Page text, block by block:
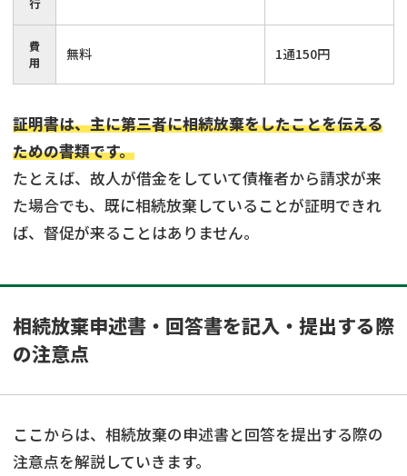
費
用
無料 1通150円
証明書は、主に第三者に相続放棄をしたことを伝える
ための書類です。
たとえば、故人が借金をしていて債権者から請求が来
た場合でも、既に相続放棄していることが証明できれ
ば、督促が来ることはありません。
相続放棄申述書・回答書を記入・提出する際
の注意点
ここからは、相続放棄の申述書と回答を提出する際の
注意点を解説していきます。